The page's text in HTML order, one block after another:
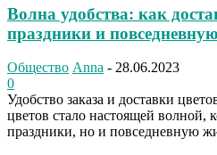
Волна удобства: как
праздники и
Общество Anna - 28.06.2023
0
Удобство заказа и доставки
цветов стало настоящей волной,
праздники, но и повседневную